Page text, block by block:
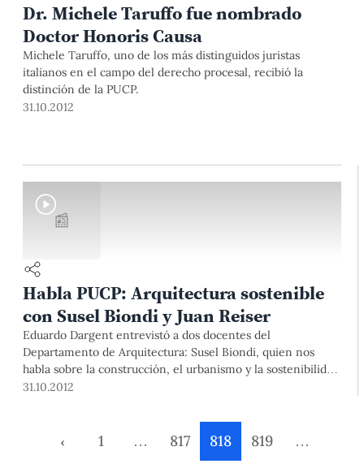
Dr. Michele Taruffo fue nombrado
Doctor Honoris Causa
Michele Taruffo, uno de los más distinguidos juristas
italianos en el campo del derecho procesal, recibió la
distinción de la PUCP.
31.10.2012
📰
Habla PUCP: Arquitectura sostenible
con Susel Biondi y Juan Reiser
Eduardo Dargent entrevistó a dos docentes del
Departamento de Arquitectura: Susel Biondi, quien nos
habla sobre la construcción, el urbanismo y la sostenibilidad
de la arquitectura y Juan Reiser, quien habló sobre la
31.10.2012
‹ 1 … 817 818 819 …